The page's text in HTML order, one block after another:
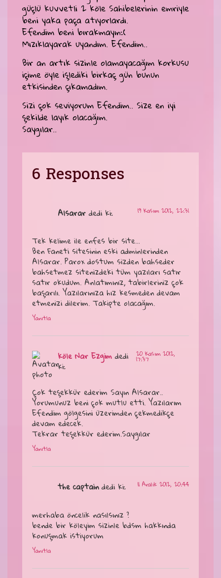
güçlü kuvvetli 2 köle Sahibelerinin emriyle
beni yaka paça atıyorlardı.
Efendim beni bırakmayın:(
Mızıklayarak uyandım. Efendim..
Bir an artık sizinle olamayacağım korkusu
içime öyle işlediki birkaç gün bunun
etkisinden çıkamadım.
Sizi çok seviyorum Efendim.. Size en iyi
şekilde layık olacağım.
Saygılar..
6 Responses
Alsarar dedi ki: 19 Kasım 2012, 22:31
Tek kelime ile enfes bir site…
Ben Faneti sitesinin eski adminlerinden
Alsarar. Parox dostum sizden bahseder
bahsetmez sitenizdeki tüm yazıları satır
satır okudum. Anlatımınız, tabirleriniz çok
başarılı. Yazılarınıza hız kesmeden devam
etmenizi dilerim. Takipte olacağım.
Yanıtla
köle Nar Ezgim dedi
ki:
20 Kasım 2012,
17:37
Çok teşekkür ederim Sayın Alsarar..
Yorumunuz beni çok mutlu etti. Yazılarım
Efendim gölgesini üzerimden çekmedikçe
devam edecek.
Tekrar teşekkür ederim.Saygılar
Yanıtla
the captain dedi ki: 11 Aralık 2012, 20:44
merhaba öncelik nasılsınız ?
bende bir köleyim sizinle bdsm hakkında
konuşmak istiyorum
Yanıtla